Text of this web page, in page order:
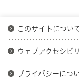
このサイトについ
ウェブアクセシビ
プライバシーにつ